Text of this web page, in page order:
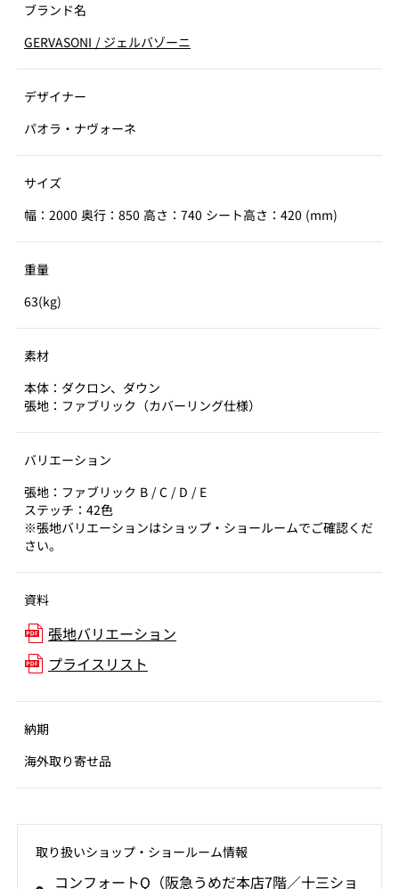
ブランド名
GERVASONI / ジェルバゾーニ
デザイナー
パオラ・ナヴォーネ
サイズ
幅：2000 奥行：850 高さ：740 シート高さ：420 (mm)
重量
63(kg)
素材
本体：ダクロン、ダウン
張地：ファブリック（カバーリング仕様）
バリエーション
張地：ファブリック B / C / D / E
ステッチ：42色
※張地バリエーションはショップ・ショールームでご確認くだ
さい。
資料
張地バリエーション
プライスリスト
納期
海外取り寄せ品
取り扱いショップ‧ショールーム情報
コンフォートQ（阪急うめだ本店7階／十三ショ